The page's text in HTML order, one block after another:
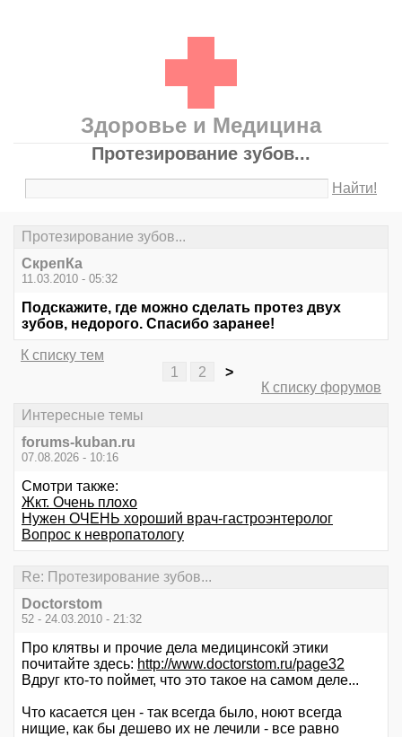
Здоровье и Медицина
Протезирование зубов...
Найти!
Протезирование зубов...
СкрепКа
11.03.2010 - 05:32
Подскажите, где можно сделать протез двух
зубов, недорого. Спасибо заранее!
К списку тем
1
2
>
К списку форумов
Интересные темы
forums-kuban.ru
07.08.2026 - 10:16
Смотри также:
Жкт. Очень плохо
Нужен ОЧЕНЬ хороший врач-гастроэнтеролог
Вопрос к невропатологу
Re: Протезирование зубов...
Doctorstom
52 - 24.03.2010 - 21:32
Про клятвы и прочие дела медицинсокй этики
почитайте здесь: http://www.doctorstom.ru/page32
Вдруг кто-то поймет, что это такое на самом деле...
Что касается цен - так всегда было, ноют всегда
нищие, как бы дешево их не лечили - все равно